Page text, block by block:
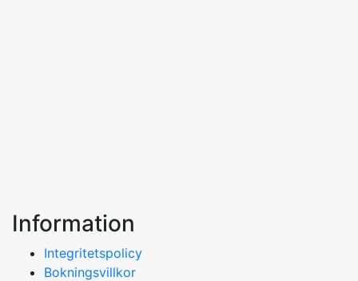
Information
Integritetspolicy
Bokningsvillkor